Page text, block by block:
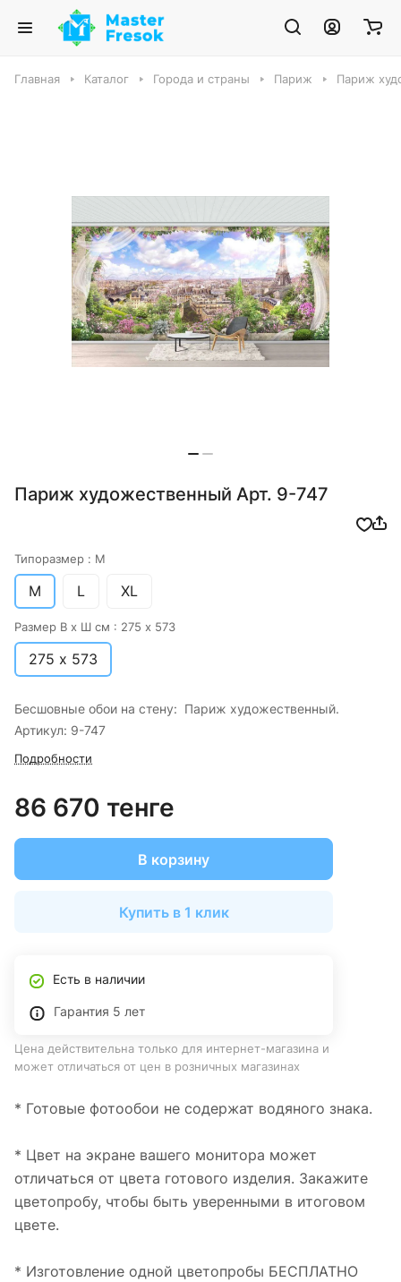
Главная Каталог Города и страны Париж Париж
Париж художественный Арт. 9-747
Типоразмер : M
M L XL
Размер В х Ш см : 275 х 573
275 х 573
Бесшовные обои на стену: Париж художественный.
Артикул: 9-747
Подробности
86 670 тенге
В корзину
Купить в 1 клик
Есть в наличии
Гарантия 5 лет
Цена действительна только для интернет-магазина и
может отличаться от цен в розничных магазинах
* Готовые фотообои не содержат водяного знака.
* Цвет на экране вашего монитора может
отличаться от цвета готового изделия. Закажите
цветопробу, чтобы быть уверенными в итоговом
цвете.
* Изготовление одной цветопробы БЕСПЛАТНО